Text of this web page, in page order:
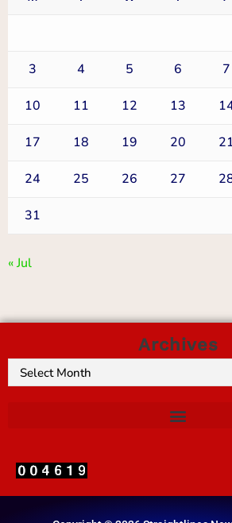
3 4 5 6 7
10 11 12 13
17 18 19 20
24 25 26 27
31
« Jul
Archives